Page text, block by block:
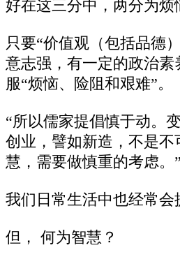
好在这三分中，两分为烦
只要“价值观（包括品德
意志强，有一定的政治素
服“烦恼、险阻和艰难”。
“所以儒家提倡慎于动。
创业，譬如新造，不是不
慧，需要做慎重的考虑。”
我们日常生活中也经常会
但， 何为智慧？